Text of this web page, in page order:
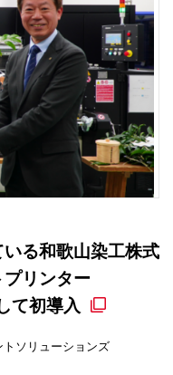
る和歌山染工株式
リンター
て初導入
ソリューションズ